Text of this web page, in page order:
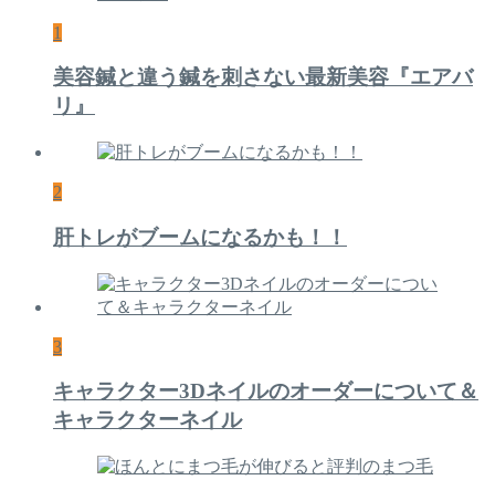
1
美容鍼と違う鍼を刺さない最新美容『エアバ
リ』
2
肝トレがブームになるかも！！
3
キャラクター3Dネイルのオーダーについて＆
キャラクターネイル